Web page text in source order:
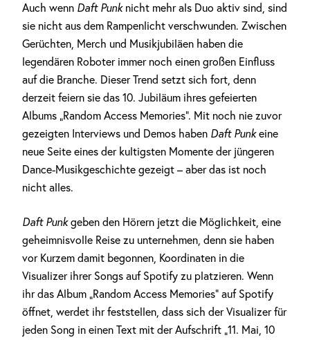
Auch wenn Daft Punknicht mehr als Duo aktiv sind, sind
sie nicht aus dem Rampenlicht verschwunden. Zwischen
Gerüchten, Merch und Musikjubiläen haben die
legendären Roboter immer noch einen großen Einfluss
auf die Branche. Dieser Trend setzt sich fort, denn
derzeit feiern sie das 10. Jubiläum ihres gefeierten
Albums „Random Access Memories“. Mit noch nie zuvor
gezeigten Interviews und Demos haben Daft Punkeine
neue Seite eines der kultigsten Momente der jüngeren
Dance-Musikgeschichte gezeigt – aber das ist noch
nicht alles.
Daft Punkgeben den Hörern jetzt die Möglichkeit, eine
geheimnisvolle Reise zu unternehmen, denn sie haben
vor Kurzem damit begonnen, Koordinaten in die
Visualizer ihrer Songs auf Spotify zu platzieren. Wenn
ihr das Album „Random Access Memories“ auf Spotify
öffnet, werdet ihr feststellen, dass sich der Visualizer für
jeden Song in einen Text mit der Aufschrift „11. Mai, 10